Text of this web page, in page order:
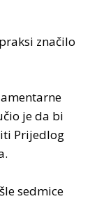
značilo
je da bi
Prijedlog
sedmice